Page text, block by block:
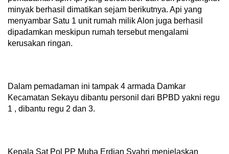
minyak berhasil dimatikan sejam berikutnya. Api yang
menyambar Satu 1 unit rumah milik Alon juga berhasil
dipadamkan meskipun rumah tersebut mengalami
kerusakan ringan.
Dalam pemadaman ini tampak 4 armada Damkar
Kecamatan Sekayu dibantu personil dari BPBD yakni regu
1 , dibantu regu 2 dan 3.
Kepala Sat Pol PP Muba Erdian Syahri menjelaskan